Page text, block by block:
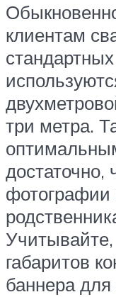
клиентам
три метра.
достаточно,
фотографии
габаритов
баннера для